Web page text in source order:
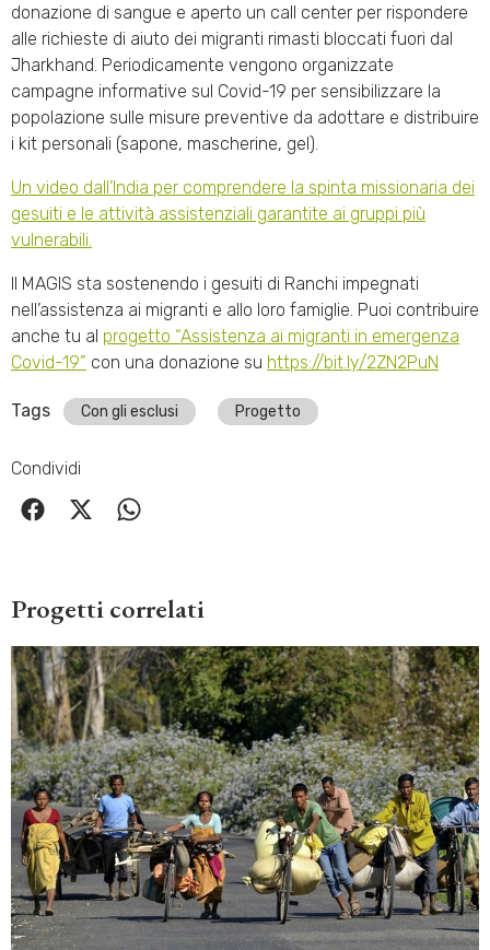
donazione di sangue e aperto un call center per rispondere
alle richieste di aiuto dei migranti rimasti bloccati fuori dal
Jharkhand. Periodicamente vengono organizzate
campagne informative sul Covid-19 per sensibilizzare la
popolazione sulle misure preventive da adottare e distribuire
i kit personali (sapone, mascherine, gel).
Un video dall’India per comprendere la spinta missionaria dei
gesuiti e le attività assistenziali garantite ai gruppi più
vulnerabili.
Il MAGIS sta sostenendo i gesuiti di Ranchi impegnati
nell’assistenza ai migranti e allo loro famiglie. Puoi contribuire
anche tu al progetto “Assistenza ai migranti in emergenza
Covid-19” con una donazione su https://bit.ly/2ZN2PuN
Tags Con gli esclusi Progetto
Condividi
Progetti correlati